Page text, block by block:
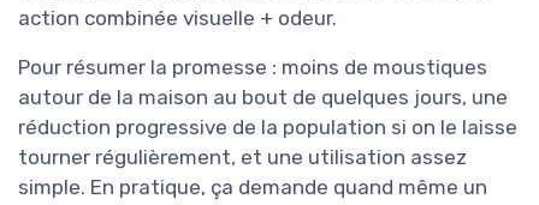
action combinée visuelle + odeur.
Pour résumer la promesse : moins de moustiques
autour de la maison au bout de quelques jours, une
réduction progressive de la population si on le laisse
tourner régulièrement, et une utilisation assez
simple. En pratique, ça demande quand même un